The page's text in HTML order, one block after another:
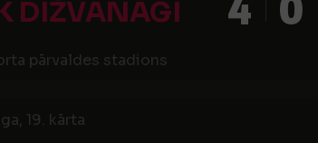
DIŽVANAGI
pārvaldes stadions
19. kārta